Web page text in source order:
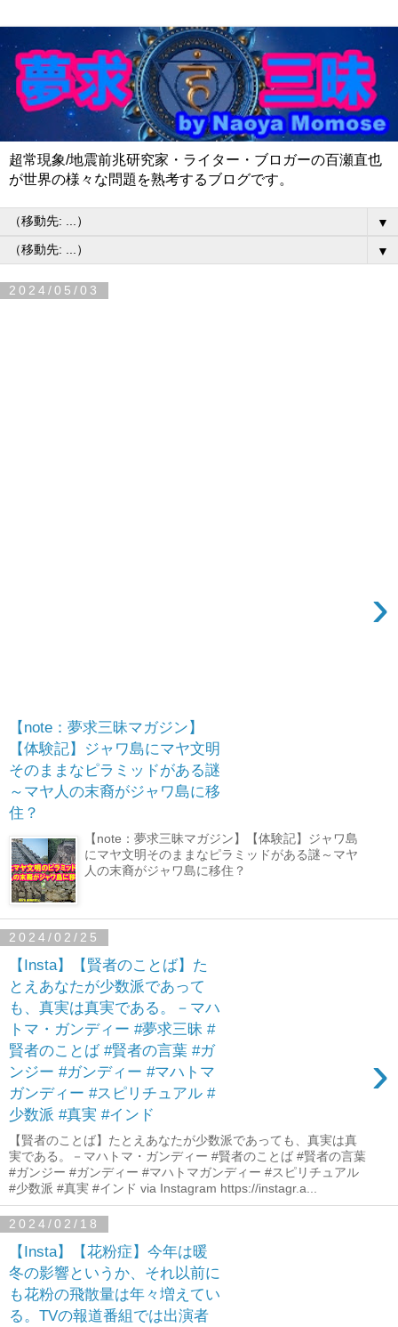
超常現象/地震前兆研究家・ライター・ブロガーの百瀬直也
が世界の様々な問題を熟考するブログです。
▼
▼
2024/05/03
【note：夢求三昧マガジン】
【体験記】ジャワ島にマヤ文明
そのままなピラミッドがある謎
～マヤ人の末裔がジャワ島に移
住？
›
【note：夢求三昧マガジン】【体験記】ジャワ島
にマヤ文明そのままなピラミッドがある謎～マヤ
人の末裔がジャワ島に移住？
2024/02/25
【Insta】【賢者のことば】た
とえあなたが少数派であって
も、真実は真実である。－マハ
トマ・ガンディー #夢求三昧 #
賢者のことば #賢者の言葉 #ガ
ンジー #ガンディー #マハトマ
ガンディー #スピリチュアル #
少数派 #真実 #インド
›
【賢者のことば】たとえあなたが少数派であっても、真実は真
実である。－マハトマ・ガンディー #賢者のことば #賢者の言葉
#ガンジー #ガンディー #マハトマガンディー #スピリチュアル
#少数派 #真実 #インド via Instagram https://instagr.a...
2024/02/18
【Insta】【花粉症】今年は暖
冬の影響というか、それ以前に
も花粉の飛散量は年々増えてい
る。TVの報道番組では出演者